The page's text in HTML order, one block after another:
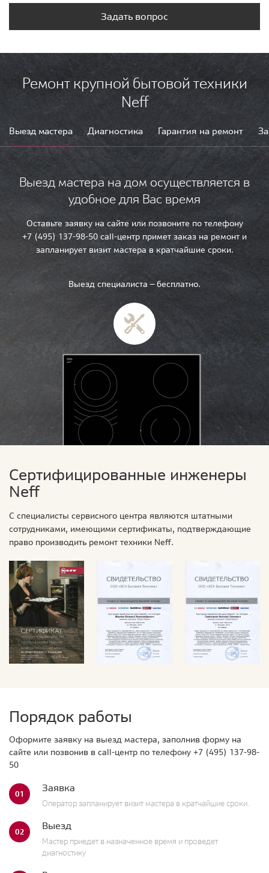
Задать вопрос
Ремонт крупной бытовой техники
Neff
Выезд мастера Диагностика Гарантия на ремонт
Выезд мастера на дом осуществляется в
удобное для Вас время
Оставьте заявку на сайте или позвоните по телефону
+7 (495) 137-98-50 call-центр примет заказ на ремонт и
запланирует визит мастера в кратчайшие сроки.
Выезд специалиста — бесплатно.
Сертифицированные инженеры
Neff
С специалисты сервисного центра являются штатными
сотрудниками, имеющими сертификаты, подтверждающие
право производить ремонт техники Neff.
Порядок работы
Оформите заявку на выезд мастера, заполнив форму на
сайте или позвонив в call-центр по телефону +7 (495) 137-98-
50
01 Заявка
Оператор запланирует визит мастера в кратчайшие сроки.
02 Выезд
Мастер приедет в назначенное время и проведет
диагностику